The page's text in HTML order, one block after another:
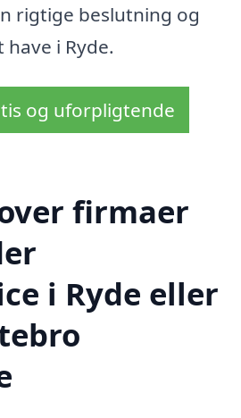
rigtige beslutning og
i Ryde.
og uforpligtende
firmaer
i Ryde eller